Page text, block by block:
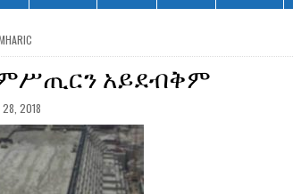
አይደብቅም
28, 2018